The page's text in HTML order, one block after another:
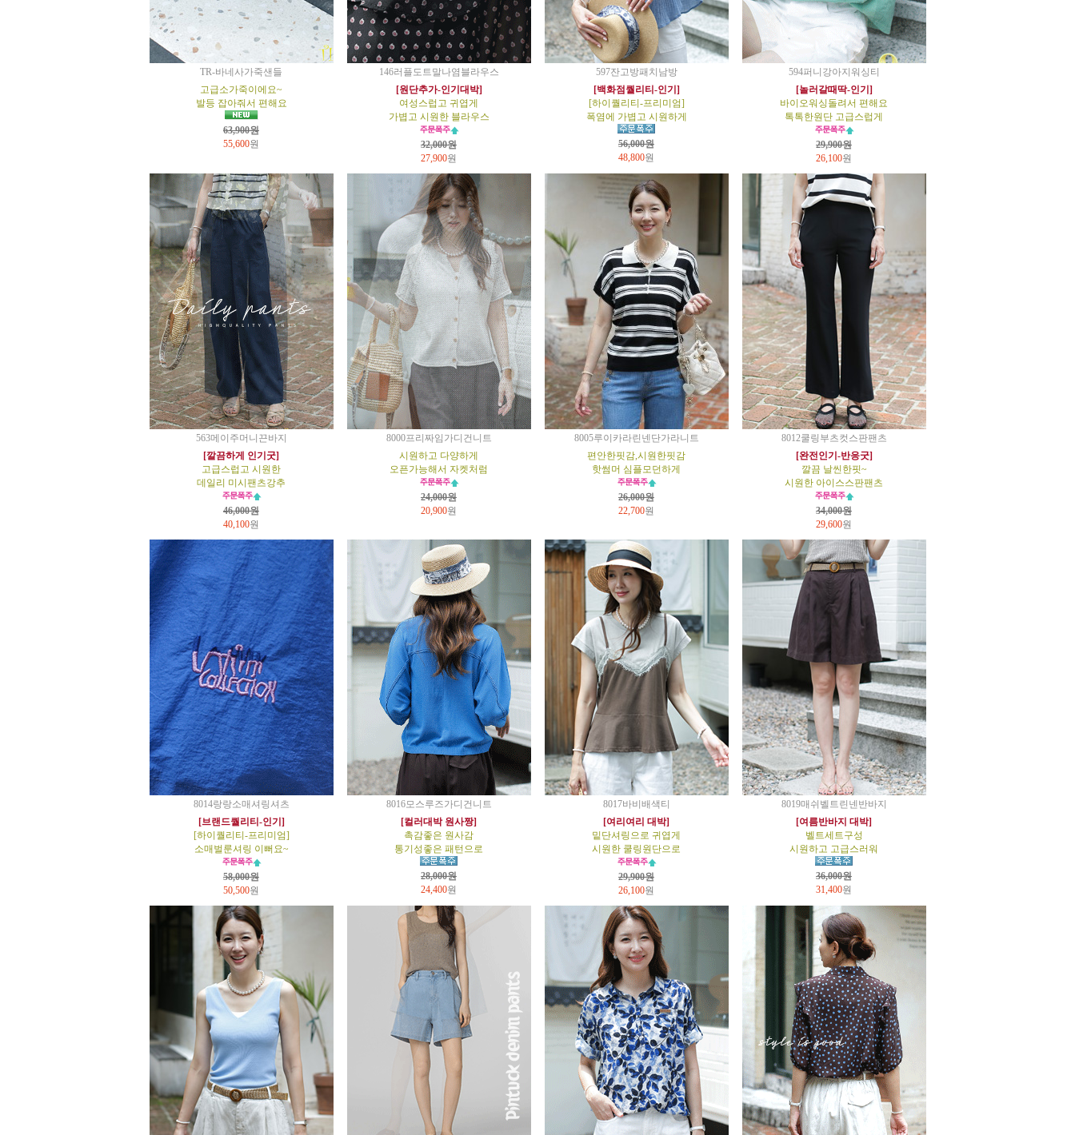
TR-바네사가죽샌들
고급소가죽이에요~
발등 잡아줘서 편해요
63,900원
55,600원
146러플도트말나염블라우스
[원단추가-인기대박]
여성스럽고 귀엽게
가볍고 시원한 블라우스
32,000원
27,900원
597잔고방패치남방
[백화점퀄리티-인기]
[하이퀄리티-프리미엄]
폭염에 가볍고 시원하게
56,000원
48,800원
594퍼니강아지워싱티
[놀러갈때딱-인기]
바이오워싱돌려서 편해요
톡톡한원단 고급스럽게
29,900원
26,100원
563메이주머니끈바지
[깔끔하게 인기굿]
고급스럽고 시원한
데일리 미시팬츠강추
46,000원
40,100원
8000프리짜임가디건니트
시원하고 다양하게
오픈가능해서 자켓처럼
24,000원
20,900원
8005루이카라린넨단가라니트
편안한핏감,시원한핏감
핫썸머 심플모던하게
26,000원
22,700원
8012쿨링부츠컷스판팬츠
[완전인기-반응굿]
깔끔 날씬한핏~
시원한 아이스스판팬츠
34,000원
29,600원
8014랑랑소매셔링셔츠
[브랜드퀄리티-인기]
[하이퀄리티-프리미엄]
소매벌룬셔링 이뻐요~
58,000원
50,500원
8016모스루즈가디건니트
[컬러대박 원사짱]
촉감좋은 원사감
통기성좋은 패턴으로
28,000원
24,400원
8017바비배색티
[여리여리 대박]
밑단셔링으로 귀엽게
시원한 쿨링원단으로
29,900원
26,100원
8019매쉬벨트린넨반바지
[여름반바지 대박]
벨트세트구성
시원하고 고급스러워
36,000원
31,400원